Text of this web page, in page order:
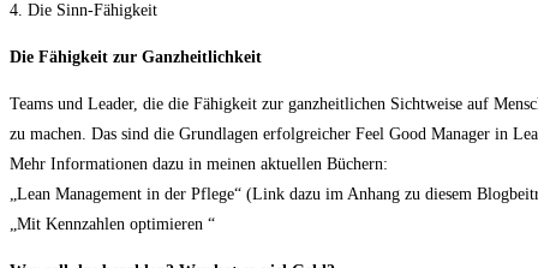
4. Die Sinn-Fähigkeit
Die Fähigkeit zur Ganzheitlichkeit
Teams und Leader, die die Fähigkeit zur ganzheitlichen Sichtweise auf
zu machen. Das sind die Grundlagen erfolgreicher Feel Good Manager in
Mehr Informationen dazu in meinen aktuellen Büchern:
„Lean Management in der Pflege“ (Link dazu im Anhang zu diesem
„Mit Kennzahlen optimieren “